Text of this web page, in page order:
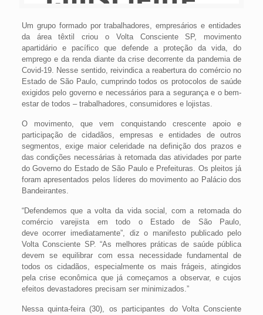
Um grupo formado por trabalhadores, empresários e entidades
da área têxtil criou o Volta Consciente SP, movimento
apartidário e pacífico que defende a proteção da vida, do
emprego e da renda diante da crise decorrente da pandemia de
Covid-19. Nesse sentido, reivindica a reabertura do comércio no
Estado de São Paulo, cumprindo todos os protocolos de saúde
exigidos pelo governo e necessários para a segurança e o bem-
estar de todos – trabalhadores, consumidores e lojistas.
O movimento, que vem conquistando crescente apoio e
participação de cidadãos, empresas e entidades de outros
segmentos, exige maior celeridade na definição dos prazos e
das condições necessárias à retomada das atividades por parte
do Governo do Estado de São Paulo e Prefeituras. Os pleitos já
foram apresentados pelos líderes do movimento ao Palácio dos
Bandeirantes.
“Defendemos que a volta da vida social, com a retomada do
comércio varejista em todo o Estado de São Paulo,
deve ocorrer imediatamente”, diz o manifesto publicado pelo
Volta Consciente SP. “As melhores práticas de saúde pública
devem se equilibrar com essa necessidade fundamental de
todos os cidadãos, especialmente os mais frágeis, atingidos
pela crise econômica que já começamos a observar, e cujos
efeitos devastadores precisam ser minimizados.”
Nessa quinta-feira (30), os participantes do Volta Consciente